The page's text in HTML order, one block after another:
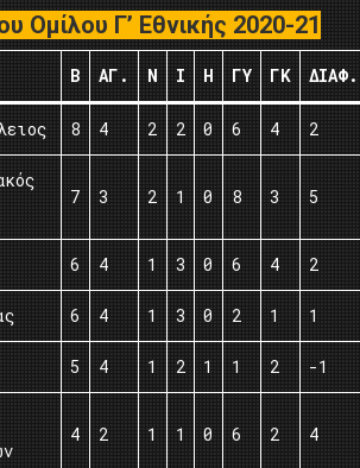
Ομίλου Γ’ Εθνικής 2020-21
Β ΑΓ. Ν Ι Η ΓΥ ΓΚ ΔΙΑΦ.
8 4 2 2 0 6 4 2
7 3 2 1 0 8 3 5
6 4 1 3 0 6 4 2
6 4 1 3 0 2 1 1
5 4 1 2 1 1 2 -1
4 2 1 1 0 6 2 4